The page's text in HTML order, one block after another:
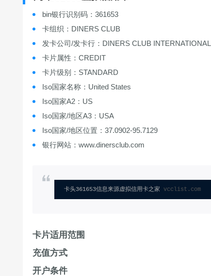
bin银行识别码：361653
卡组织：DINERS CLUB
发卡公司/发卡行：DINERS CLUB INTERNATIONAL
卡片属性：CREDIT
卡片级别：STANDARD
Iso国家名称：United States
Iso国家A2：US
Iso国家/地区A3：USA
Iso国家/地区位置：37.0902-95.7129
银行网站：www.dinersclub.com
卡头361653信息来源虚拟信用卡之家 vcclist.com
卡片适用范围
充值方式
开户条件